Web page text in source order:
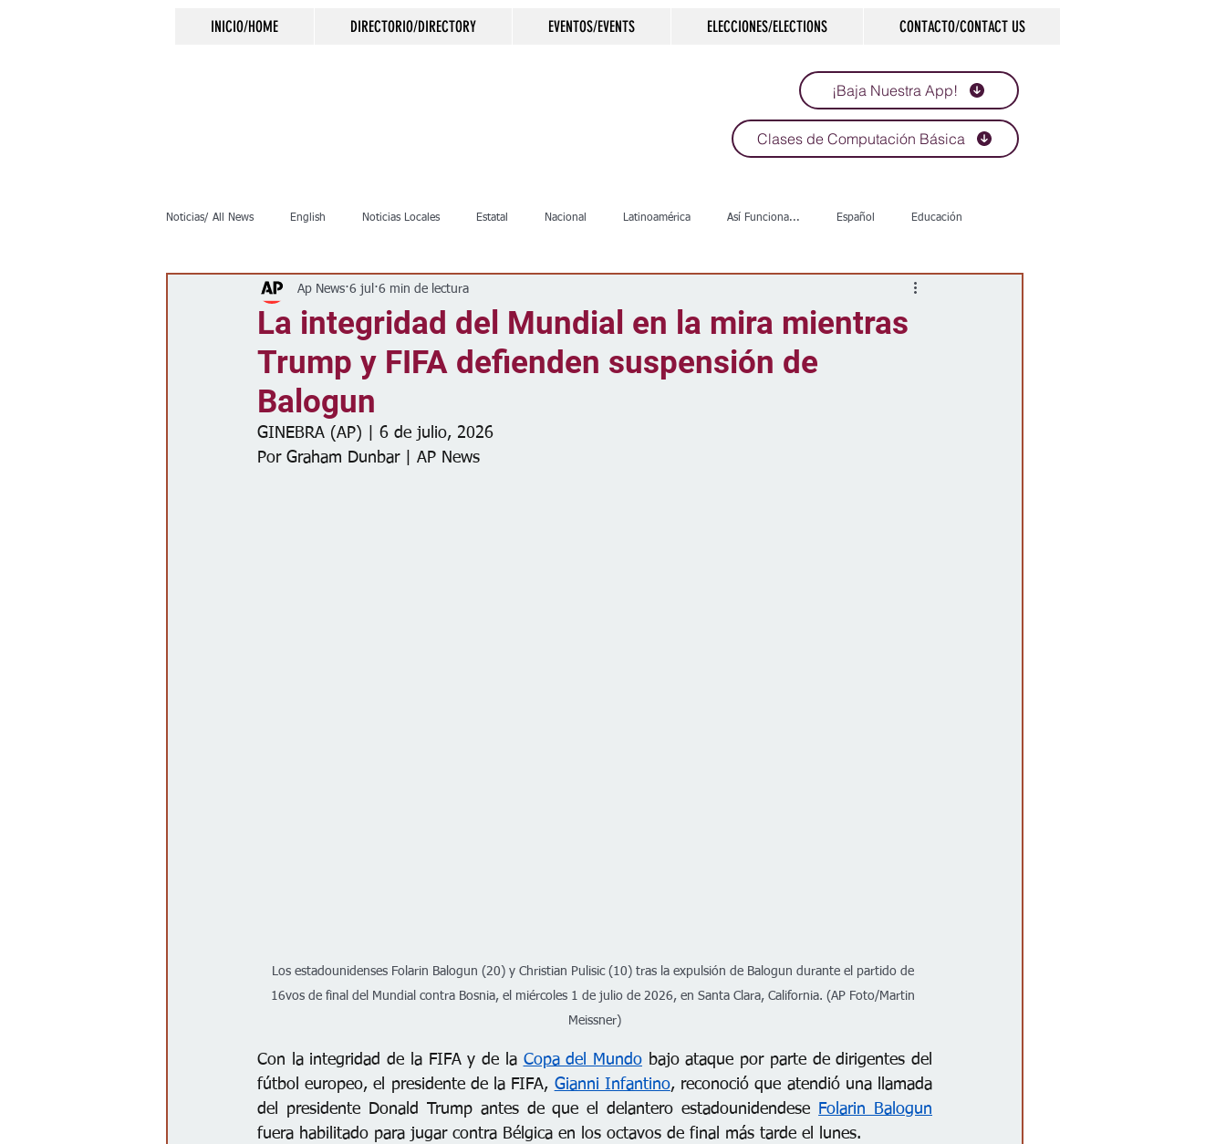
INICIO/HOME DIRECTORIO/DIRECTORY EVENTOS/EVENTS ELECCIONES/ELECTIONS CONTACTO/CONTACT US
¡Baja Nuestra App!
Clases de Computación Básica
Noticias/ All News English Noticias Locales Estatal Nacional Latinoamérica Así Funciona... Español Educación
Crimen Negocios Salud
Clima Vivienda Escuelas Calles Desamparados Carreteras Comunidad
Espectáculos
La integridad del Mundial en la mira mientras
Trump y FIFA defienden suspensión de
Balogun
Ap News 6 jul 6 min de lectura
GINEBRA (AP) | 6 de julio, 2026
Por Graham Dunbar | AP News
Los estadounidenses Folarin Balogun (20) y Christian Pulisic (10) tras la expulsión de Balogun durante el partido de
16vos de final del Mundial contra Bosnia, el miércoles 1 de julio de 2026, en Santa Clara, California. (AP Foto/Martin
Meissner)
Con la integridad de la FIFA y de la Copa del Mundo bajo ataque por parte de dirigentes del
fútbol europeo, el presidente de la FIFA, Gianni Infantino, reconoció que atendió una llamada
del presidente Donald Trump antes de que el delantero estadounidendese
Folarin Balogun
fuera habilitado para jugar contra Bélgica en los octavos de final más tarde el lunes.